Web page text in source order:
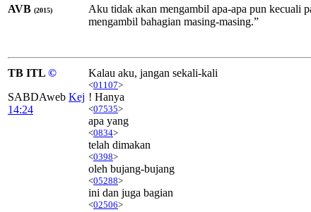
AVB (2015)
Aku tidak akan mengambil apa-apa pun kecuali
mengambil bahagian masing-masing.”
TB ITL ©
SABDAweb Kej
14:24
Kalau aku, jangan sekali-kali
<01107>
! Hanya
<07535>
apa yang
<0834>
telah dimakan
<0398>
oleh bujang-bujang
<05288>
ini dan juga bagian
<02506>